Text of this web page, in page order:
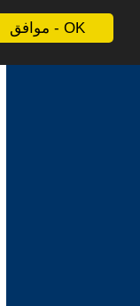
موافق - OK